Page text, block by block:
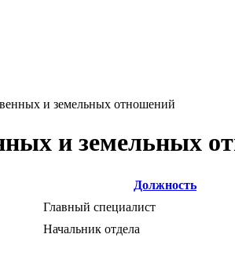
и земельных отношений
и земельных
Должность
Главный специалист
Начальник отдела